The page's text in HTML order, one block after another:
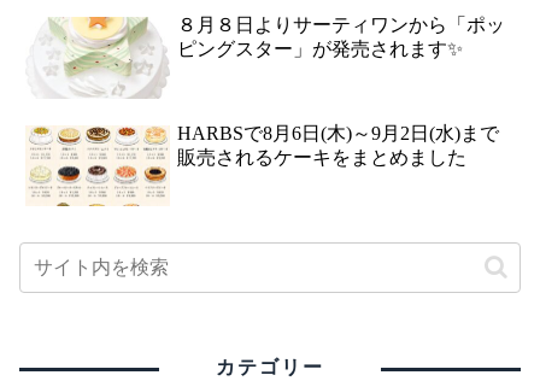
８月８日よりサーティワンから「ポッ
ピングスター」が発売されます✨
HARBSで8月6日(木)～9月2日(水)まで
販売されるケーキをまとめました
カテゴリー